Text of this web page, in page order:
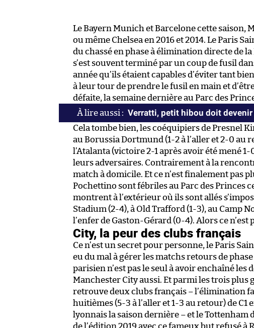
Le Bayern Munich et Barcelone cette saison,
ou même Chelsea en 2016 et 2014. Le Paris
du chassé en phase à élimination directe de
s’est souvent terminé par un coup de fusil
année qu’ils étaient capables d’éviter tant
à leur tour de prendre le fusil en main et
défaite, la semaine dernière au Parc des
Verratti, petit hibou doit devenir
Cela tombe bien, les coéquipiers de Presnel
au Borussia Dortmund (1-2 à l’aller et 2-0
l’Atalanta (victoire 2-1 après avoir été mené
leurs adversaires. Contrairement à la
match à domicile. Et ce n’est finalement pas
Pochettino sont fébriles au Parc des Princes
montrent à l’extérieur où ils sont allés
Stadium (2-4), à Old Trafford (1-3), au Camp
l’enfer de Gaston-Gérard (0-4). Alors ce n’est
City, la peur des clubs français
Ce n’est un secret pour personne, le Paris
eu du mal à gérer les matchs retours de
parisien n’est pas le seul à avoir enchaîné
Manchester City aussi. Et parmi les trois plus
retrouve deux clubs français – l’élimination
huitièmes (5-3 à l’aller et 1-3 au retour) de C1
lyonnais la saison dernière – et le
de l’édition 2019 avec ce fameux but refusé à